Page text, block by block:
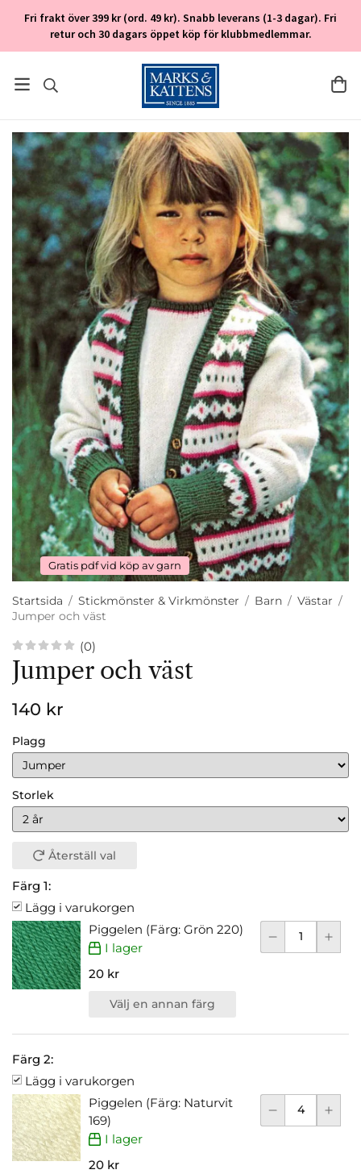
Fri frakt över 399 kr (ord. 49 kr). Snabb leverans (1-3 dagar). Fri
retur och 30 dagars öppet köp för klubbmedlemmar.
Gratis pdf vid köp av garn
Startsida / Stickmönster & Virkmönster / Barn / Västar /
Jumper och väst
(0)
Jumper och väst
140 kr
Plagg
Storlek
Återställ val
Färg 1:
Lägg i varukorgen
Piggelen (Färg: Grön 220)
I lager
20 kr
Välj en annan färg
Färg 2:
Lägg i varukorgen
Piggelen (Färg: Naturvit
169)
I lager
20 kr